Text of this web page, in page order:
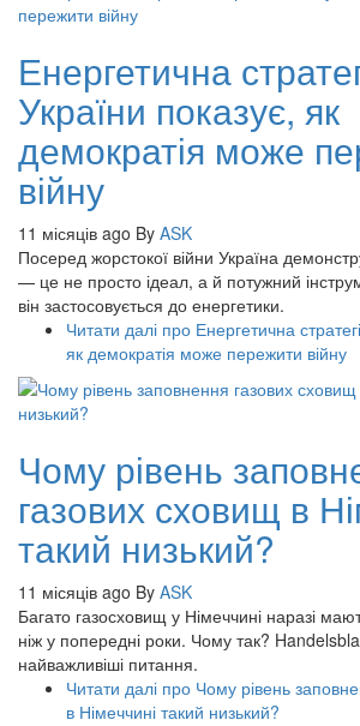
Енергетична
України показує, як
демократія може
війну
11 місяців ago By ASK
Посеред жорстокої війни Україна
— це не просто ідеал, а й потужний
він застосовується до енергетики.
Читати далі про Енергетична
як демократія може пережити війну
Чому рівень
газових сховищ в
такий низький?
11 місяців ago By ASK
Багато газосховищ у Німеччині наразі
ніж у попередні роки. Чому так?
найважливіші питання.
Читати далі про Чому рівень
в Німеччині такий низький?